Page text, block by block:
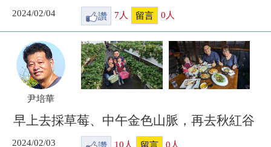
2024/02/04 讚 7 人 留言 0 人
尹培華
早上去採草莓、中午金色山脈，再去秋紅谷
2024/02/03 10人 0人